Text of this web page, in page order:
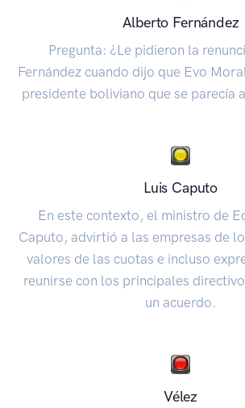
Alberto Fernández
Pregunta: ¿Le pidieron la
Fernández cuando dijo que Evo
presidente boliviano que se parecía
Luis Caputo
En este contexto, el ministro de
Caputo, advirtió a las empresas de
valores de las cuotas e incluso
reunirse con los principales
un acuerdo.
Vélez